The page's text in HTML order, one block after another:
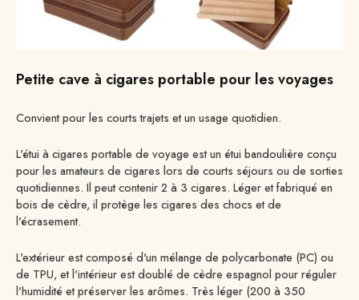
Petite cave à cigares portable pour les voyages
Convient pour les courts trajets et un usage quotidien.
L'étui à cigares portable de voyage est un étui bandoulière conçu
pour les amateurs de cigares lors de courts séjours ou de sorties
quotidiennes. Il peut contenir 2 à 3 cigares. Léger et fabriqué en
bois de cèdre, il protège les cigares des chocs et de
l'écrasement.
L'extérieur est composé d'un mélange de polycarbonate (PC) ou
de TPU, et l'intérieur est doublé de cèdre espagnol pour réguler
l'humidité et préserver les arômes. Très léger (200 à 350